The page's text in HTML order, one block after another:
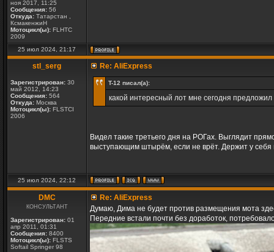
ноя 2017, 11:25
Сообщения: 56
Откуда: Татарстан ,
КсмакенжиН
Мотоцикл(ы): FLHTC
2009
25 июл 2024, 21:17
stl_serg
Зарегистрирован: 30
май 2012, 14:23
Сообщения: 564
Откуда: Москва
Мотоцикл(ы): FLSTCI
2006
Re: AliExpress
T-12 писал(а):
какой интересный лот мне сегодня
Видел такие третьего дня на РОГах. Выглядит
выступающим штырём, если не врёт. Держит у себя
25 июл 2024, 22:12
DMC
КОНСУЛЬТАНТ
Зарегистрирован: 01
апр 2011, 01:31
Сообщения: 8400
Мотоцикл(ы): FLSTS
Softail Springer 98
Re: AliExpress
Думаю, Дима не будет против размещения мота
Передние встали почти без доработок,